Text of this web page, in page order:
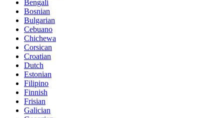
Bengali
Bosnian
Bulgarian
Cebuano
Chichewa
Corsican
Croatian
Dutch
Estonian
Filipino
Finnish
Frisian
Galician